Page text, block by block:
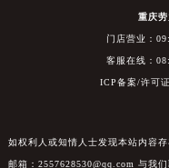
重庆
门店营业：
客服在线：
ICP备案/许可
如权利人或知情人士发现本站内容
邮箱：2557628530@qq.com 与我